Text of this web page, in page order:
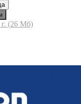
г. (26 Мб)